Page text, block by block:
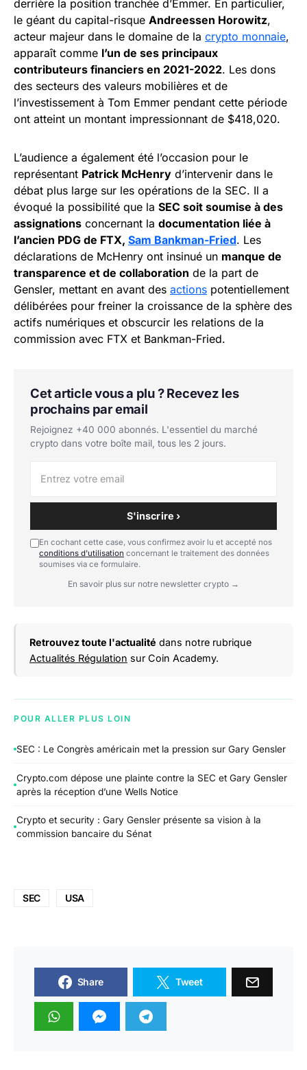
derrière la position tranchée d’Emmer. En particulier,
le géant du capital-risque Andreessen Horowitz,
acteur majeur dans le domaine de la crypto monnaie,
apparaît comme l’un de ses principaux
contributeurs financiers en 2021-2022. Les dons
des secteurs des valeurs mobilières et de
l’investissement à Tom Emmer pendant cette période
ont atteint un montant impressionnant de $418,020.
L’audience a également été l’occasion pour le
représentant Patrick McHenry d’intervenir dans le
débat plus large sur les opérations de la SEC. Il a
évoqué la possibilité que la SEC soit soumise à des
assignations concernant la documentation liée à
l’ancien PDG de FTX, Sam Bankman-Fried. Les
déclarations de McHenry ont insinué un manque de
transparence et de collaboration de la part de
Gensler, mettant en avant des actions potentiellement
délibérées pour freiner la croissance de la sphère des
actifs numériques et obscurcir les relations de la
commission avec FTX et Bankman-Fried.
Cet article vous a plu ? Recevez les
prochains par email
Rejoignez +40 000 abonnés. L'essentiel du marché
crypto dans votre boîte mail, tous les 2 jours.
S'inscrire ›
En cochant cette case, vous confirmez avoir lu et accepté nos
conditions d'utilisation concernant le traitement des données
soumises via ce formulaire.
En savoir plus sur notre newsletter crypto →
Retrouvez toute l'actualité dans notre rubrique
Actualités Régulation sur Coin Academy.
POUR ALLER PLUS LOIN
SEC : Le Congrès américain met la pression sur Gary Gensler
Crypto.com dépose une plainte contre la SEC et Gary Gensler
après la réception d’une Wells Notice
Crypto et security : Gary Gensler présente sa vision à la
commission bancaire du Sénat
SEC USA
Share Tweet